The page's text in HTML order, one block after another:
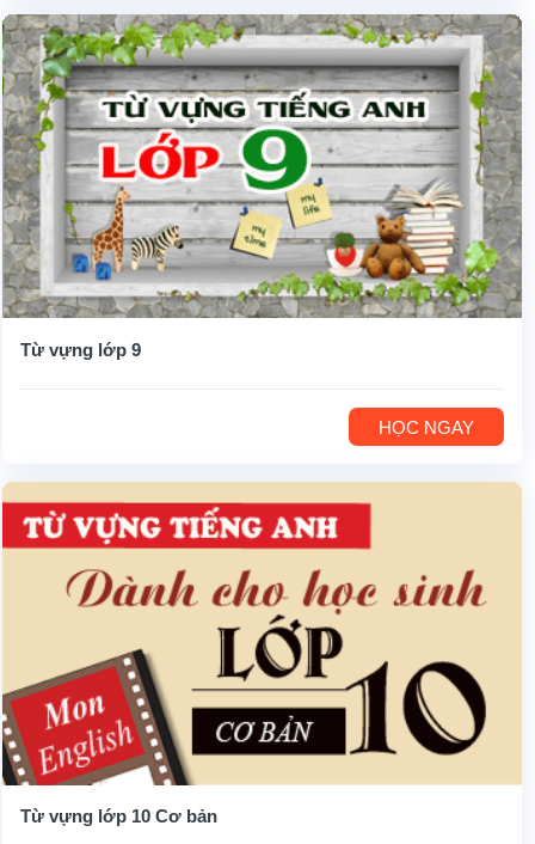
Từ vựng lớp 9
HỌC NGAY
Từ vựng lớp 10 Cơ bản